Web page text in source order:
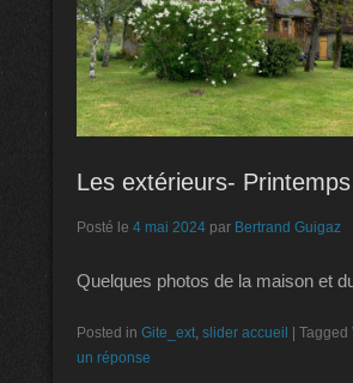
Les extérieurs-
Posté le 4 mai 2024 par Bertrand Guigaz
Quelques photos de la maison et
Posted in Gite_ext slider accueil | Tagged
un réponse